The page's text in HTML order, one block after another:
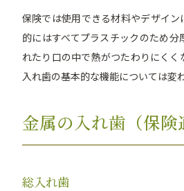
保険では使用できる材料やデザイン
的にはすべてプラスチックのため
れたり口の中で熱がつたわりにくく
入れ歯の基本的な機能については変
金属の入れ歯（保険
総入れ歯